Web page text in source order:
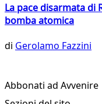
La pace disarmata di
bomba atomica
di Gerolamo Fazzini
Abbonati ad Avvenire